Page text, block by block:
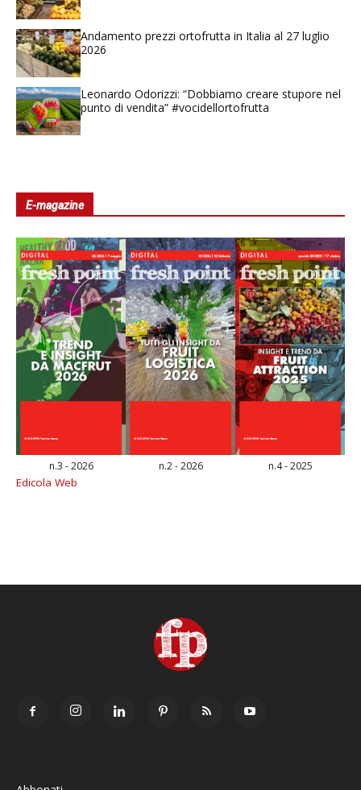
Andamento prezzi ortofrutta in Italia al 27 luglio
2026
Leonardo Odorizzi: “Dobbiamo creare stupore nel
punto di vendita” #vocidellortofrutta
E-magazine
n.3 - 2026 n.2 - 2026 n.4 - 2025
Edicola Web